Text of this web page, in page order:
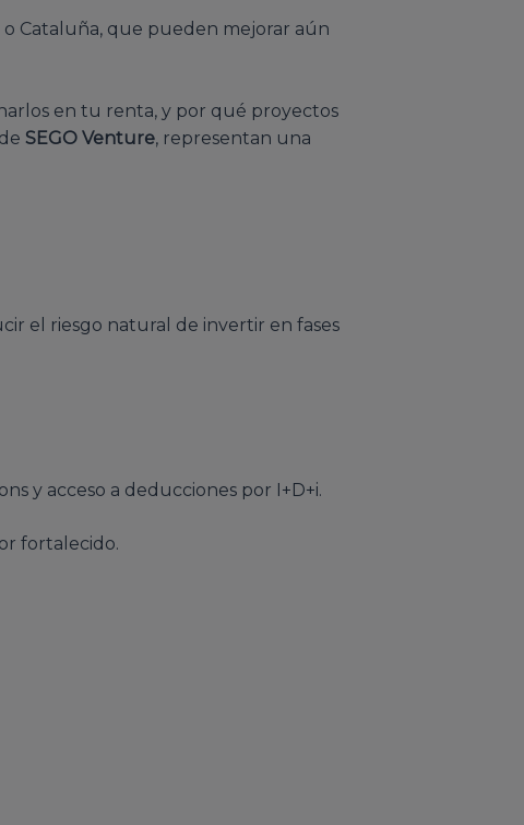
o Cataluña, que pueden mejorar aún
en tu renta, y por qué proyectos
SEGO Venture, representan una
el riesgo natural de invertir en fases
y acceso a deducciones por I+D+i.
fortalecido.